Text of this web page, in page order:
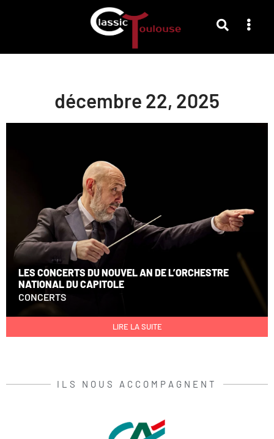
décembre 22, 2025
LES CONCERTS DU NOUVEL AN DE L’ORCHESTRE
NATIONAL DU CAPITOLE
CONCERTS
LIRE LA SUITE
ILS NOUS ACCOMPAGNENT